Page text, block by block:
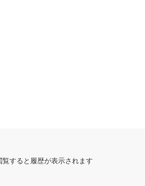
覧すると履歴が表示されます